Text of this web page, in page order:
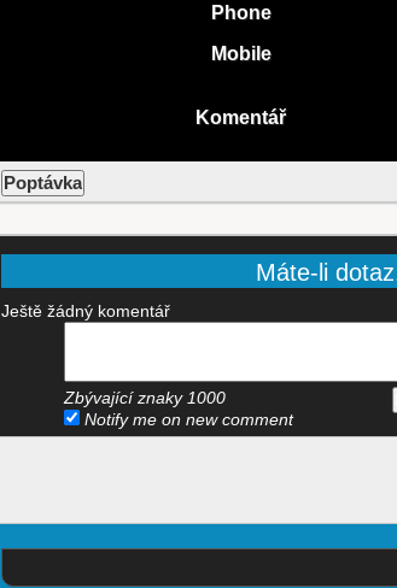
Phone
Mobile
Komentář
Máte-li
Ještě žádný komentář
Zbývající znaky 1000
Notify me on new comment